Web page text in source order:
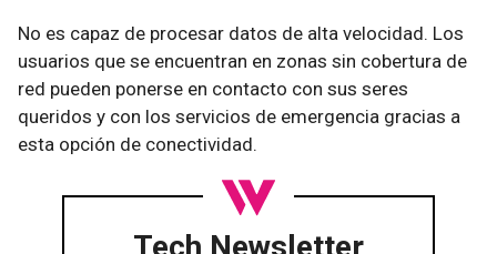
No es capaz de procesar datos de alta velocidad. Los
usuarios que se encuentran en zonas sin cobertura de
red pueden ponerse en contacto con sus seres
queridos y con los servicios de emergencia gracias a
esta opción de conectividad.